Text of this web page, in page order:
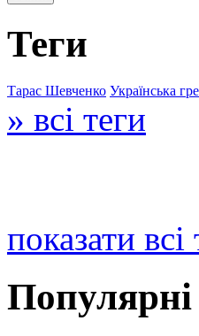
Теги
Тарас Шевченко Українська
» всі теги
показати всі
Популярні